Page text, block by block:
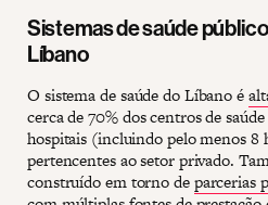
Sistemas de saúde
Líbano
O sistema de saúde do Líbano é
cerca de 70% dos centros de
hospitais (incluindo pelo menos 8
pertencentes ao setor privado.
construído em torno deparcerias